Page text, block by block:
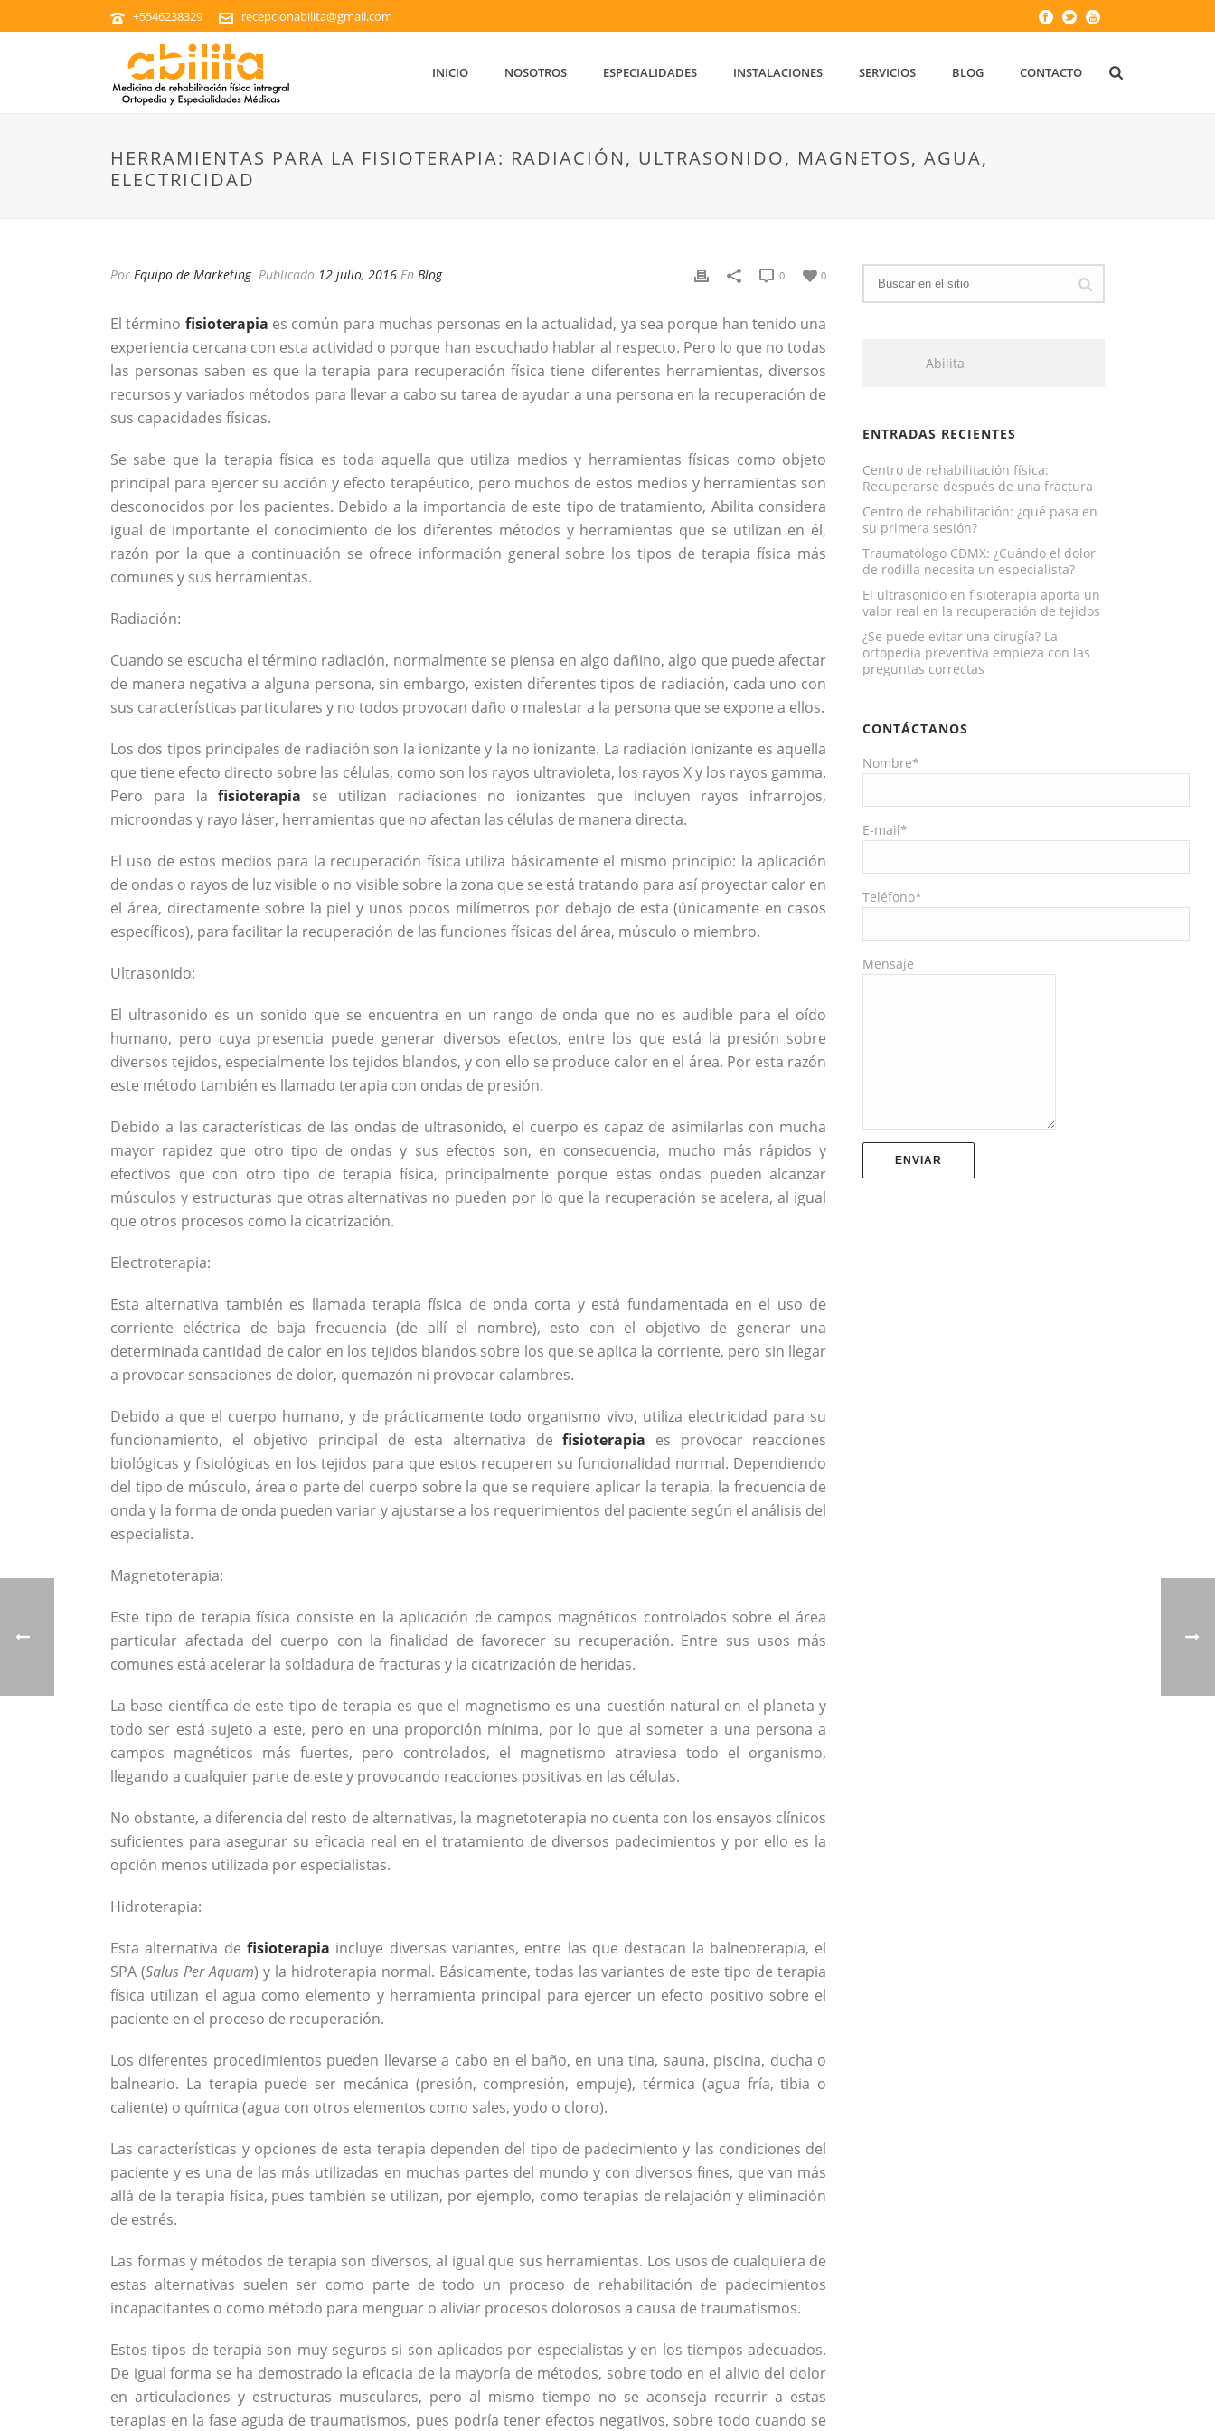
+5546238329 recepcionabilita@gmail.com
INICIO NOSOTROS ESPECIALIDADES INSTALACIONES SERVICIOS BLOG CONTACTO
HERRAMIENTAS PARA LA FISIOTERAPIA: RADIACIÓN, ULTRASONIDO, MAGNETOS, AGUA,
ELECTRICIDAD
Por Equipo de Marketing Publicado 12 julio, 2016 En Blog 0
0
El término fisioterapia es común para muchas personas en la actualidad, ya sea porque han tenido una
experiencia cercana con esta actividad o porque han escuchado hablar al respecto. Pero lo que no todas
las personas saben es que la terapia para recuperación física tiene diferentes herramientas, diversos
recursos y variados métodos para llevar a cabo su tarea de ayudar a una persona en la recuperación de
sus capacidades físicas.
Se sabe que la terapia física es toda aquella que utiliza medios y herramientas físicas como objeto
principal para ejercer su acción y efecto terapéutico, pero muchos de estos medios y herramientas son
desconocidos por los pacientes. Debido a la importancia de este tipo de tratamiento, Abilita considera
igual de importante el conocimiento de los diferentes métodos y herramientas que se utilizan en él,
razón por la que a continuación se ofrece información general sobre los tipos de terapia física más
comunes y sus herramientas.
Radiación:
Cuando se escucha el término radiación, normalmente se piensa en algo dañino, algo que puede afectar
de manera negativa a alguna persona, sin embargo, existen diferentes tipos de radiación, cada uno con
sus características particulares y no todos provocan daño o malestar a la persona que se expone a ellos.
Los dos tipos principales de radiación son la ionizante y la no ionizante. La radiación ionizante es aquella
que tiene efecto directo sobre las células, como son los rayos ultravioleta, los rayos X y los rayos gamma.
Pero para lafisioterapia se utilizan radiaciones no ionizantes que incluyen rayos infrarrojos,
microondas y rayo láser, herramientas que no afectan las células de manera directa.
El uso de estos medios para la recuperación física utiliza básicamente el mismo principio: la aplicación
de ondas o rayos de luz visible o no visible sobre la zona que se está tratando para así proyectar calor en
el área, directamente sobre la piel y unos pocos milímetros por debajo de esta (únicamente en casos
específicos), para facilitar la recuperación de las funciones físicas del área, músculo o miembro.
Ultrasonido:
El ultrasonido es un sonido que se encuentra en un rango de onda que no es audible para el oído
humano, pero cuya presencia puede generar diversos efectos, entre los que está la presión sobre
diversos tejidos, especialmente los tejidos blandos, y con ello se produce calor en el área. Por esta razón
este método también es llamado terapia con ondas de presión.
Debido a las características de las ondas de ultrasonido, el cuerpo es capaz de asimilarlas con mucha
mayor rapidez que otro tipo de ondas y sus efectos son, en consecuencia, mucho más rápidos y
efectivos que con otro tipo de terapia física, principalmente porque estas ondas pueden alcanzar
músculos y estructuras que otras alternativas no pueden por lo que la recuperación se acelera, al igual
que otros procesos como la cicatrización.
Electroterapia:
Esta alternativa también es llamada terapia física de onda corta y está fundamentada en el uso de
corriente eléctrica de baja frecuencia (de allí el nombre), esto con el objetivo de generar una
determinada cantidad de calor en los tejidos blandos sobre los que se aplica la corriente, pero sin llegar
a provocar sensaciones de dolor, quemazón ni provocar calambres.
Debido a que el cuerpo humano, y de prácticamente todo organismo vivo, utiliza electricidad para su
funcionamiento, el objetivo principal de esta alternativa defisioterapia es provocar reacciones
biológicas y fisiológicas en los tejidos para que estos recuperen su funcionalidad normal. Dependiendo
del tipo de músculo, área o parte del cuerpo sobre la que se requiere aplicar la terapia, la frecuencia de
onda y la forma de onda pueden variar y ajustarse a los requerimientos del paciente según el análisis del
especialista.
Magnetoterapia:
Este tipo de terapia física consiste en la aplicación de campos magnéticos controlados sobre el área
particular afectada del cuerpo con la finalidad de favorecer su recuperación. Entre sus usos más
comunes está acelerar la soldadura de fracturas y la cicatrización de heridas.
La base científica de este tipo de terapia es que el magnetismo es una cuestión natural en el planeta y
todo ser está sujeto a este, pero en una proporción mínima, por lo que al someter a una persona a
campos magnéticos más fuertes, pero controlados, el magnetismo atraviesa todo el organismo,
llegando a cualquier parte de este y provocando reacciones positivas en las células.
No obstante, a diferencia del resto de alternativas, la magnetoterapia no cuenta con los ensayos clínicos
suficientes para asegurar su eficacia real en el tratamiento de diversos padecimientos y por ello es la
opción menos utilizada por especialistas.
Hidroterapia:
Esta alternativa de fisioterapia incluye diversas variantes, entre las que destacan la balneoterapia, el
SPA (Salus Per Aquam) y la hidroterapia normal. Básicamente, todas las variantes de este tipo de terapia
física utilizan el agua como elemento y herramienta principal para ejercer un efecto positivo sobre el
paciente en el proceso de recuperación.
Los diferentes procedimientos pueden llevarse a cabo en el baño, en una tina, sauna, piscina, ducha o
balneario. La terapia puede ser mecánica (presión, compresión, empuje), térmica (agua fría, tibia o
caliente) o química (agua con otros elementos como sales, yodo o cloro).
Las características y opciones de esta terapia dependen del tipo de padecimiento y las condiciones del
paciente y es una de las más utilizadas en muchas partes del mundo y con diversos fines, que van más
allá de la terapia física, pues también se utilizan, por ejemplo, como terapias de relajación y eliminación
de estrés.
Las formas y métodos de terapia son diversos, al igual que sus herramientas. Los usos de cualquiera de
estas alternativas suelen ser como parte de todo un proceso de rehabilitación de padecimientos
incapacitantes o como método para menguar o aliviar procesos dolorosos a causa de traumatismos.
Estos tipos de terapia son muy seguros si son aplicados por especialistas y en los tiempos adecuados.
De igual forma se ha demostrado la eficacia de la mayoría de métodos, sobre todo en el alivio del dolor
en articulaciones y estructuras musculares, pero al mismo tiempo no se aconseja recurrir a estas
terapias en la fase aguda de traumatismos, pues podría tener efectos negativos, sobre todo cuando se
Abilita
ENTRADAS RECIENTES
Centro de rehabilitación física:
Recuperarse después de una fractura
Centro de rehabilitación: ¿qué pasa en
su primera sesión?
Traumatólogo CDMX: ¿Cuándo el dolor
de rodilla necesita un especialista?
El ultrasonido en fisioterapia aporta un
valor real en la recuperación de tejidos
¿Se puede evitar una cirugía? La
ortopedia preventiva empieza con las
preguntas correctas
CONTÁCTANOS
Nombre*
E-mail*
Teléfono*
Mensaje